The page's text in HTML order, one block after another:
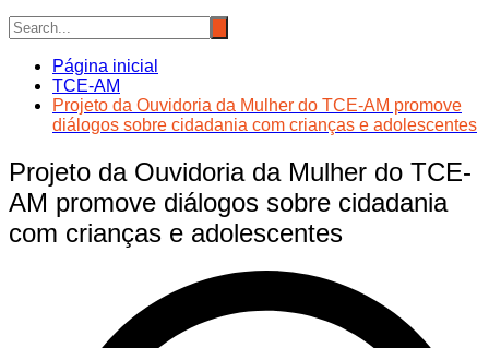
Página inicial
TCE-AM
Projeto da Ouvidoria da Mulher do TCE-AM promove
diálogos sobre cidadania com crianças e adolescentes
Projeto da Ouvidoria da Mulher do TCE-
AM promove diálogos sobre cidadania
com crianças e adolescentes